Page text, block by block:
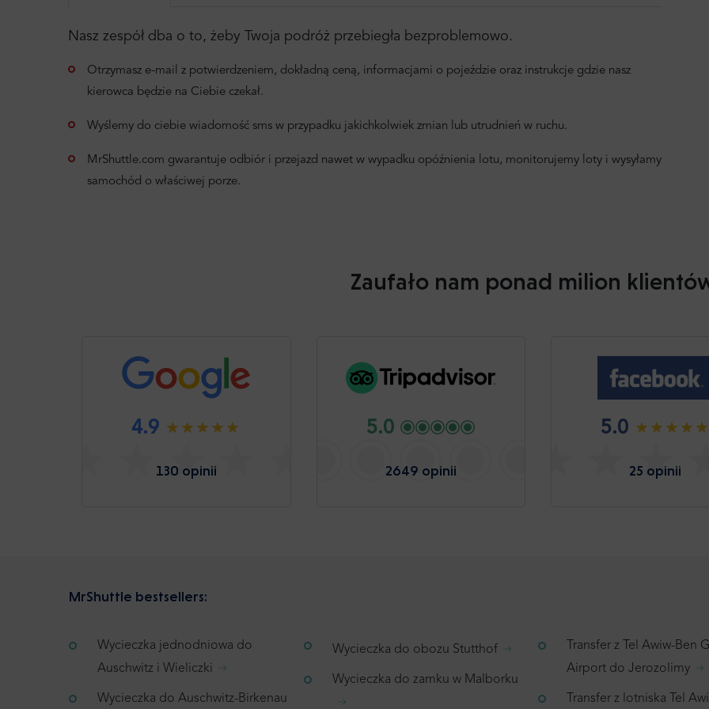
Nasz zespół dba o to, żeby Twoja podróż przebiegła bezproblemowo.
Otrzymasz e-mail z potwierdzeniem, dokładną ceną, informacjami o pojeździe oraz instrukcje gdzie nasz
kierowca będzie na Ciebie czekał.
Wyślemy do ciebie wiadomość sms w przypadku jakichkolwiek zmian lub utrudnień w ruchu.
MrShuttle.com gwarantuje odbiór i przejazd nawet w wypadku opóźnienia lotu, monitorujemy loty i wysyłamy
samochód o właściwej porze.
Zaufało nam ponad milion
4.9
130 opinii
5.0
2649 opinii
5.0
25 opinii
MrShuttle bestsellers:
Wycieczka jednodniowa do
Auschwitz i Wieliczki
Wycieczka do Auschwitz-Birkenau
Wycieczka do obozu Stutthof
Wycieczka do zamku w Malborku
Transfer z Tel Awiw-Ben
Airport do Jerozolimy
Transfer z lotniska Tel